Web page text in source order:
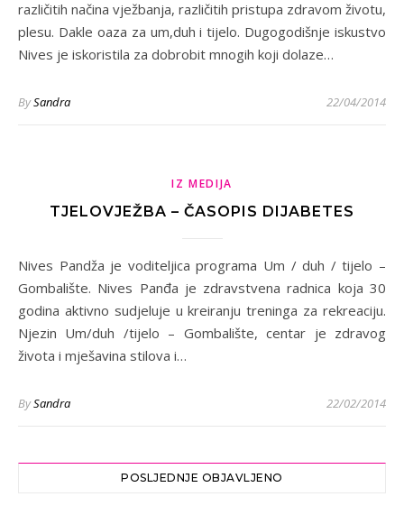
različitih načina vježbanja, različitih pristupa zdravom životu,
plesu. Dakle oaza za um,duh i tijelo. Dugogodišnje iskustvo
Nives je iskoristila za dobrobit mnogih koji dolaze…
BySandra 22/04/2014
IZ MEDIJA
TJELOVJEŽBA – ČASOPIS DIJABETES
Nives Pandža je voditeljica programa Um / duh / tijelo –
Gombalište. Nives Panđa je zdravstvena radnica koja 30
godina aktivno sudjeluje u kreiranju treninga za rekreaciju.
Njezin Um/duh /tijelo – Gombalište, centar je zdravog
života i mješavina stilova i…
BySandra 22/02/2014
POSLJEDNJE OBJAVLJENO